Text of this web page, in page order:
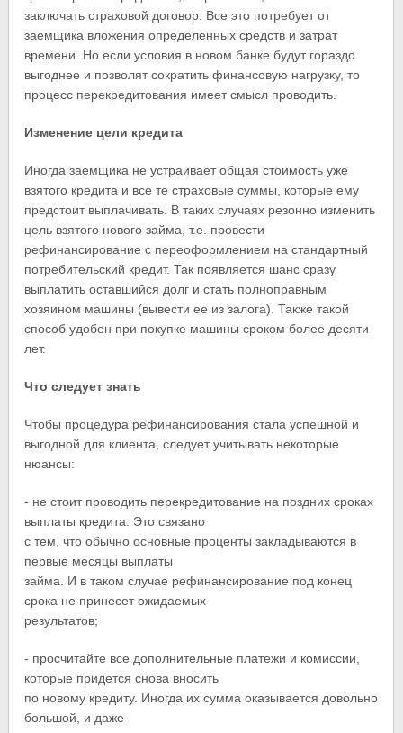
заключать страховой договор. Все это потребует от
заемщика вложения определенных средств и затрат
времени. Но если условия в новом банке будут гораздо
выгоднее и позволят сократить финансовую нагрузку, то
процесс перекредитования имеет смысл проводить.
Изменение цели кредита
Иногда заемщика не устраивает общая стоимость уже
взятого кредита и все те страховые суммы, которые ему
предстоит выплачивать. В таких случаях резонно изменить
цель взятого нового займа, т.е. провести
рефинансирование с переоформлением на стандартный
потребительский кредит. Так появляется шанс сразу
выплатить оставшийся долг и стать полноправным
хозяином машины (вывести ее из залога). Также такой
способ удобен при покупке машины сроком более десяти
лет.
Что следует знать
Чтобы процедура рефинансирования стала успешной и
выгодной для клиента, следует учитывать некоторые
нюансы:
- не стоит проводить перекредитование на поздних сроках
выплаты кредита. Это связано
с тем, что обычно основные проценты закладываются в
первые месяцы выплаты
займа. И в таком случае рефинансирование под конец
срока не принесет ожидаемых
результатов;
- просчитайте все дополнительные платежи и комиссии,
которые придется снова вносить
по новому кредиту. Иногда их сумма оказывается довольно
большой, и даже